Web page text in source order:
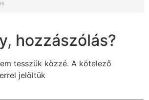
hozzászólás?
tesszük közzé. A kötelező
jelöltük